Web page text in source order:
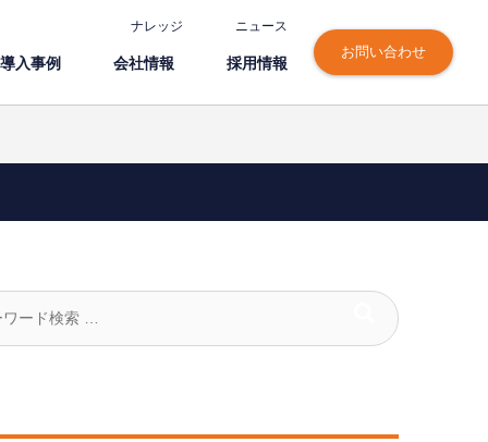
ナレッジ ニュース
導⼊事例 会社情報 採⽤情報
お問い合わせ